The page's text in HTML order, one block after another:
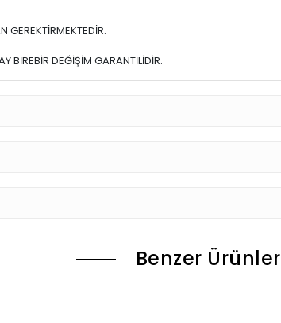
GEREKTİRMEKTEDİR.
BİREBİR DEĞİŞİM GARANTİLİDİR.
Benzer Ürünler